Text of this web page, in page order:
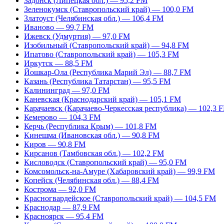
Зеленокумск (Ставропольский край) — 100,0 FM
Златоуст (Челябинская обл.) — 106,4 FM
Иваново — 99,7 FM
Ижевск (Удмуртия) — 97,0 FM
Изобильный (Ставропольский край) — 94,8 FM
Ипатово (Ставропольский край) — 105,3 FM
Иркутск — 88,5 FM
Йошкар-Ола (Республика Марий Эл) — 88,7 FM
Казань (Республика Татарстан) — 95,5 FM
Калининград — 97,0 FM
Каневская (Краснодарский край) — 105,1 FM
Карачаевск (Карачаево-Черкесская республика) — 102,3
Кемерово — 104,3 FM
Керчь (Республика Крым) — 101,8 FM
Кинешма (Ивановская обл.) — 90,8 FM
Киров — 90,8 FM
Кирсанов (Тамбовская обл.) — 102,2 FM
Кисловодск (Ставропольский край) — 95,0 FM
Комсомольск-на-Амуре (Хабаровский край) — 99,9 FM
Копейск (Челябинская обл.) — 88,4 FM
Кострома — 92,0 FM
Красногвардейское (Ставропольский край) — 104,5 FM
Краснодар — 87,9 FM
Красноярск — 95,4 FM